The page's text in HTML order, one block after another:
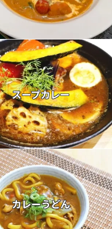
スープカレー
カレーうどん